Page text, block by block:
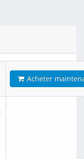
Acheter